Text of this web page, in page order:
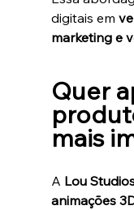
digitais em
marketing e
Quer
mais
A Lou
animações